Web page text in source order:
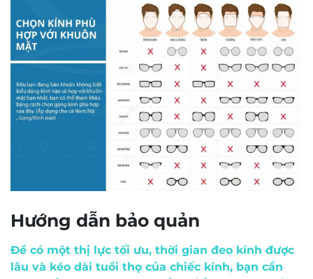
phù hợp nhiều người có khuôn mặt nhỏ/ vừa và
có khả năng lắp tròng kính đa tròng.
Phần đệm mũi: Liền khối và cố định – giúp
gọng kính ôm sát sống mũi, tạo sự cân bằng và
tự tin khi di chuyển.
4️⃣ Ưu điểm & lợi ích khi sử dụng
size 50 mm (thuộc khoảng 44-52 mm): lý
tưởng nếu bạn có độ cận cao hoặc muốn sử
dụng tròng đa tròng/2 tròng, bởi khung nhỏ
Màu trong suốt mang tới hiệu ứng mắt “không
bị gọng làm vướng”, giúp tôn khuôn mặt hơn và
phối đồ linh hoạt.